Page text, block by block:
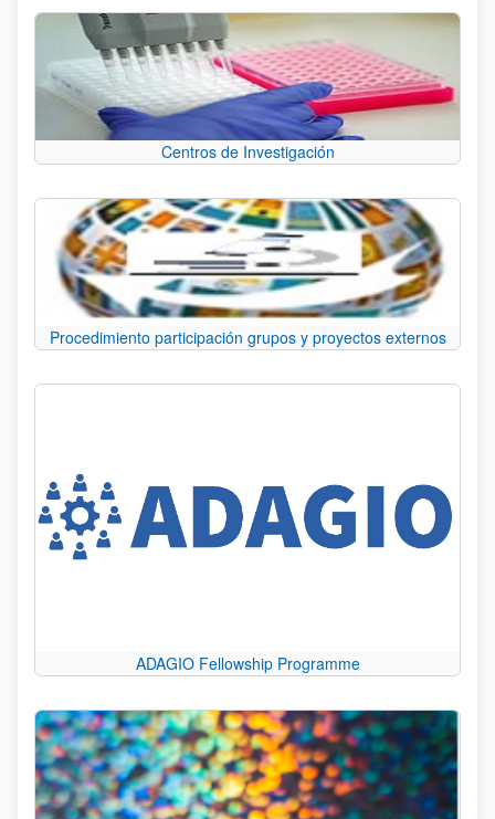
Centros de Investigación
Procedimiento participación grupos y proyectos externos
ADAGIO Fellowship Programme